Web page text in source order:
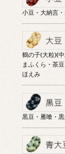
小豆・大納言
鶴の子(大粒)(
まふくら・茶
ほえみ
黒豆・雁喰・